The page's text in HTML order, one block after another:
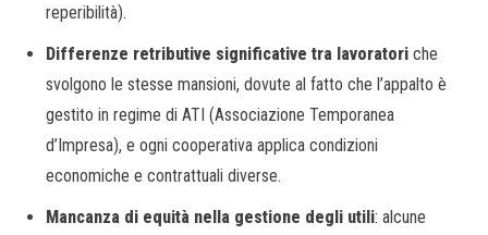
reperibilità).
Differenze retributive significative tra lavoratori che
svolgono le stesse mansioni, dovute al fatto che l’appalto è
gestito in regime di ATI (Associazione Temporanea
d’Impresa), e ogni cooperativa applica condizioni
economiche e contrattuali diverse.
Mancanza di equità nella gestione degli utili: alcune